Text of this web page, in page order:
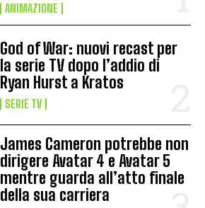
ANIMAZIONE
God of War: nuovi recast per
la serie TV dopo l’addio di
Ryan Hurst a Kratos
SERIE TV
James Cameron potrebbe non
dirigere Avatar 4 e Avatar 5
mentre guarda all’atto finale
della sua carriera